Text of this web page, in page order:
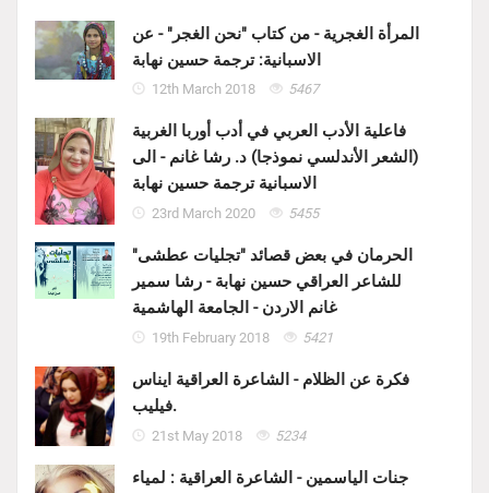
المرأة الغجرية - من كتاب "نحن الغجر" - عن
الاسبانية: ترجمة حسين نهابة
12th March 2018 5467
فاعلية الأدب العربي في أدب أوربا الغربية
(الشعر الأندلسي نموذجا) د. رشا غانم - الى
الاسبانية ترجمة حسين نهابة
23rd March 2020 5455
الحرمان في بعض قصائد "تجليات عطشى"
للشاعر العراقي حسين نهابة - رشا سمير
غانم الاردن - الجامعة الهاشمية
19th February 2018 5421
فكرة عن الظلام - الشاعرة العراقية ايناس
فيليب.
21st May 2018 5234
جنات الياسمين - الشاعرة العراقية : لمياء